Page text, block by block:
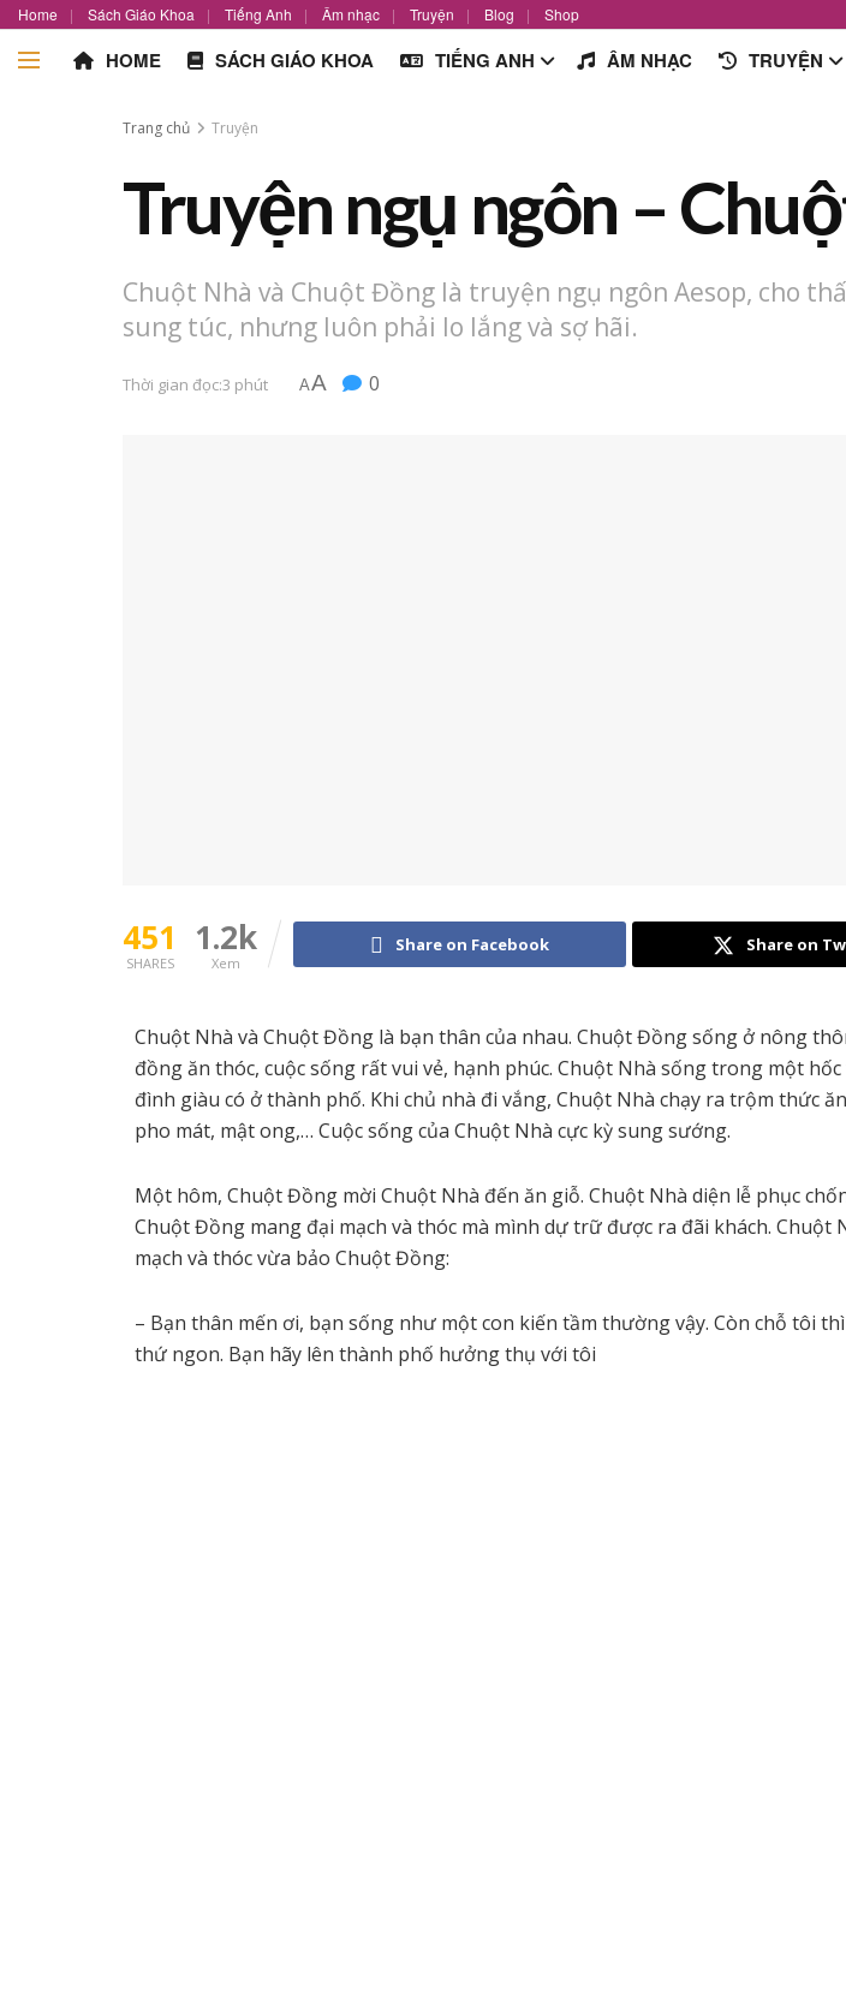
Home Sách Giáo Khoa Tiếng Anh Âm nhạc Truyện Blog Shop
HOME SÁCH GIÁO KHOA TIẾNG ANH ÂM NHẠC TRUYỆN
Trang chủ Truyện
Truyện ngụ ngôn –
Chuột Nhà và Chuột Đồng là truyện ngụ ngôn Aesop, cho
sung túc, nhưng luôn phải lo lắng và sợ hãi.
Thời gian đọc:3 phút AA 0
451
SHARES
1.2k
Xem
Share on Facebook Share on
Chuột Nhà và Chuột Đồng là bạn thân của nhau. Chuột Đồng sống ở nông
đồng ăn thóc, cuộc sống rất vui vẻ, hạnh phúc. Chuột Nhà sống trong một
đình giàu có ở thành phố. Khi chủ nhà đi vắng, Chuột Nhà chạy ra trộm thức
pho mát, mật ong,… Cuộc sống của Chuột Nhà cực kỳ sung sướng.
Một hôm, Chuột Đồng mời Chuột Nhà đến ăn giỗ. Chuột Nhà diện lễ phục
Chuột Đồng mang đại mạch và thóc mà mình dự trữ được ra đãi khách. Chuột
mạch và thóc vừa bảo Chuột Đồng:
– Bạn thân mến ơi, bạn sống như một con kiến tầm thường vậy. Còn chỗ tôi
thứ ngon. Bạn hãy lên thành phố hưởng thụ với tôi